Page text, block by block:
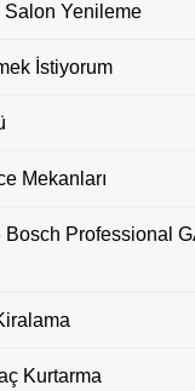
Salon Yenileme
İstiyorum
Mekanları
Professional
Kurtarma